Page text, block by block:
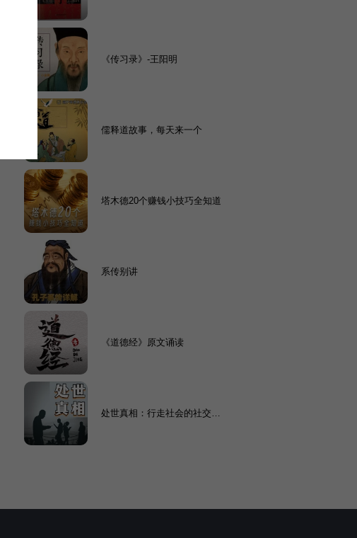
《传习录》-王阳明
儒释道故事，每天来一个
塔木德20个赚钱小技巧全知道
系传别讲
《道德经》原文诵读
处世真相：行走社会的社交铁